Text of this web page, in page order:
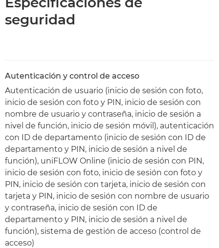
seguridad
Autenticación y control de acceso
Autenticación de usuario (inicio de sesión con foto,
inicio de sesión con foto y PIN, inicio de sesión con
nombre de usuario y contraseña, inicio de sesión a
nivel de función, inicio de sesión móvil), autenticación
con ID de departamento (inicio de sesión con ID de
departamento y PIN, inicio de sesión a nivel de
función), uniFLOW Online (inicio de sesión con PIN,
inicio de sesión con foto, inicio de sesión con foto y
PIN, inicio de sesión con tarjeta, inicio de sesión con
tarjeta y PIN, inicio de sesión con nombre de usuario
y contraseña, inicio de sesión con ID de
departamento y PIN, inicio de sesión a nivel de
función), sistema de gestión de acceso (control de
acceso)